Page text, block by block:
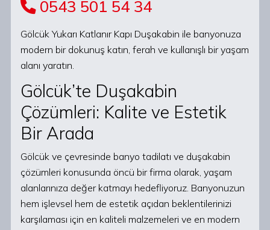
0543 501 54 34
Gölcük Yukarı Katlanır Kapı Duşakabin ile banyonuza
modern bir dokunuş katın, ferah ve kullanışlı bir yaşam
alanı yaratın.
Gölcük’te Duşakabin
Çözümleri: Kalite ve Estetik
Bir Arada
Gölcük ve çevresinde banyo tadilatı ve duşakabin
çözümleri konusunda öncü bir firma olarak, yaşam
alanlarınıza değer katmayı hedefliyoruz. Banyonuzun
hem işlevsel hem de estetik açıdan beklentilerinizi
karşılaması için en kaliteli malzemeleri ve en modern